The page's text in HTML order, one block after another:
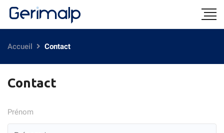
Accueil Contact
Contact
Prénom